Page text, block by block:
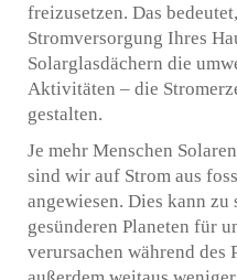
freizusetzen. Das
Stromversorgung Ihres
Solarglasdächern die
Aktivitäten – die
gestalten.
Je mehr Menschen
sind wir auf Strom aus
angewiesen. Dies kann
gesünderen Planeten für
verursachen während des